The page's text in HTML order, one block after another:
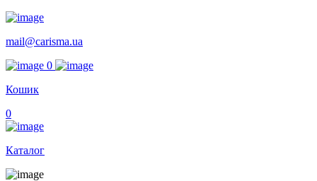
mail@carisma.ua
0
Кошик
0
Каталог